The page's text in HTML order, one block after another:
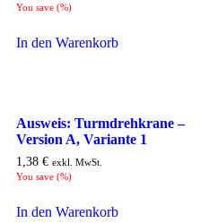
You save (%)
In den Warenkorb
Ausweis: Turmdrehkrane –
Version A, Variante 1
1,38 € exkl. MwSt.
You save (%)
In den Warenkorb